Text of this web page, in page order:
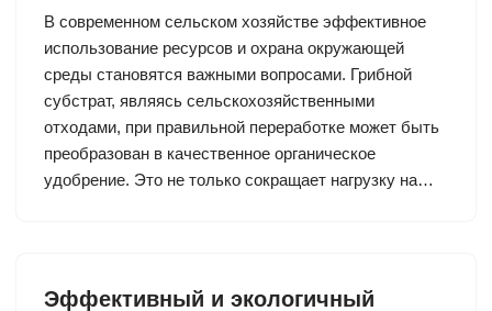
В современном сельском хозяйстве эффективное
использование ресурсов и охрана окружающей
среды становятся важными вопросами. Грибной
субстрат, являясь сельскохозяйственными
отходами, при правильной переработке может быть
преобразован в качественное органическое
удобрение. Это не только сокращает нагрузку на…
Эффективный и экологичный